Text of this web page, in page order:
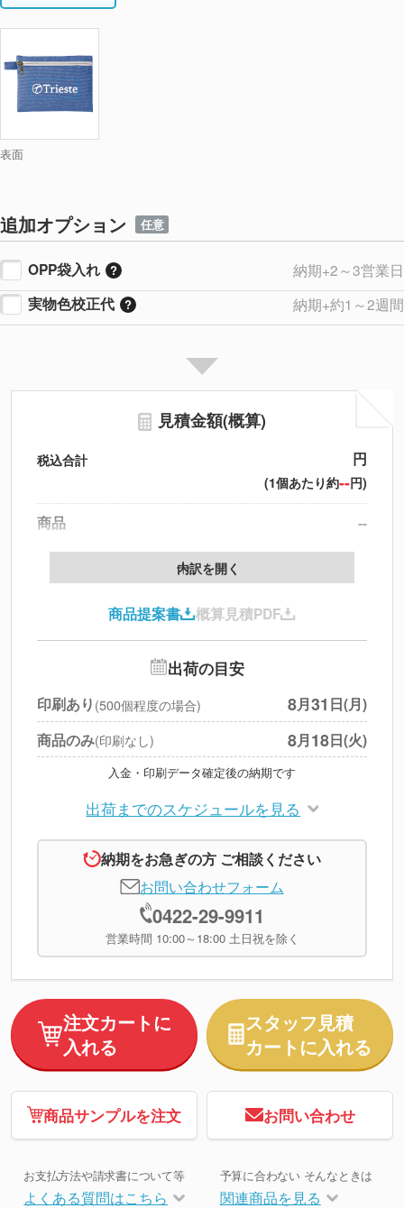
表面
追加オプション 任意
OPP袋入れ
納期+2～3営業日
実物色校正代
納期+約1～2週間
見積金額(概算)
税込合計 円
(1個あたり約--円)
商品
--
製版代
印刷代
北海道・沖縄・離島 別途
※上記小計は税別です
内訳を開く
商品提案書 概算見積PDF
出荷の目安
印刷あり (500個程度の場合) 8月31 日(月)
商品のみ(印刷なし) 8月18日(火)
入金・印刷データ確定後の納期です
出荷までのスケジュールを見る
納期をお急ぎの方 ご相談ください
お問い合わせフォーム
0422-29-9911
営業時間 10:00～18:00 土日祝を除く
注文カートに
入れる
スタッフ見積
カートに入れる
商品サンプルを注文 お問い合わせ
お支払方法や請求書について等
よくある質問はこちら
予算に合わない そんなときは
関連商品を見る